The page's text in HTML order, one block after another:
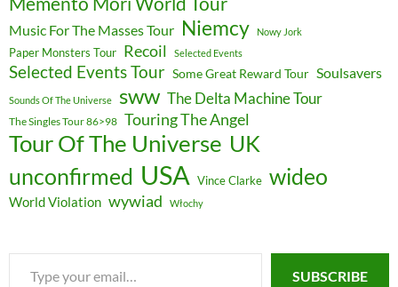
Music For The Masses Tour Niemcy Nowy Jork
Paper Monsters Tour Recoil Selected Events
Selected Events Tour Some Great Reward Tour Soulsavers
Sounds Of The Universe sww The Delta Machine Tour
The Singles Tour 86>98 Touring The Angel
Tour Of The Universe UK
unconfirmed USA Vince Clarke wideo
World Violation wywiad Włochy
SUBSCRIBE